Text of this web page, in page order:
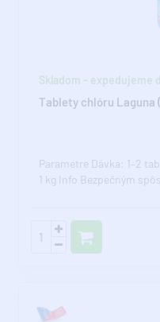
Skladom - expedujeme
Tablety chlóru Laguna
Parametre Dávka: 1–2
1 kg Info Bezpečným